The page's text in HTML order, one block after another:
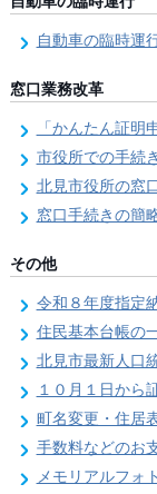
自動車の臨時運
窓口業務改革
「かんたん証明
市役所での手続きを
北見市役所の窓
窓口手続きの簡略化と
その他
令和８年度指定
住民基本台帳の
北見市最新人口
１０月１日から
町名変更・住居
手数料などのお
メモリアルフォ